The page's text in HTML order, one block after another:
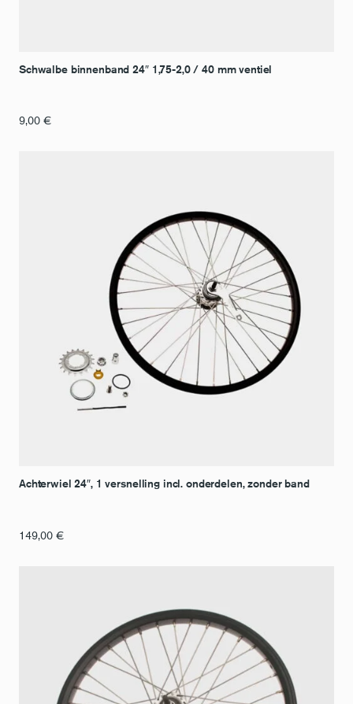
Schwalbe binnenband 24″ 1,75-2,0 / 40 mm ventiel
9,00 €
Achterwiel 24″, 1 versnelling incl. onderdelen, zonder band
149,00 €